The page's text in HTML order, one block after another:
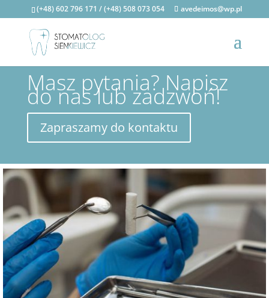
(+48) 602 796 171 / (+48) 508 073 054 avedeimos@wp.pl
Masz pytania? Napisz
do nas lub zadzwoń!
Zapraszamy do kontaktu